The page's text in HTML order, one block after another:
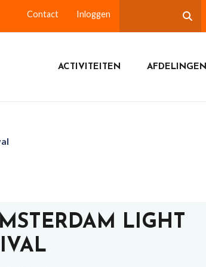
Contact Inloggen
ACTIVITEITEN AFDELINGEN
LIGHT